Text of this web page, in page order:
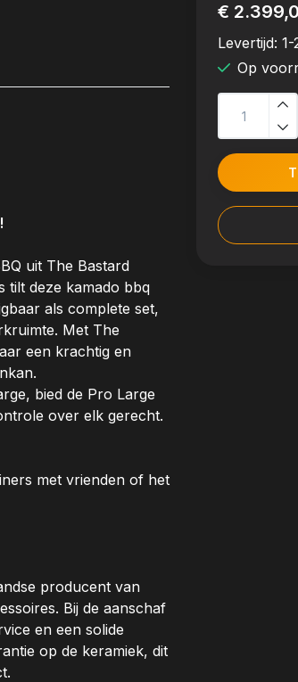
€
Levertijd:
Op
uit The Bastard
tilt deze kamado bbq
als complete set,
Met The
een krachtig en
bied de Pro Large
over elk gerecht.
met vrienden of het
producent van
Bij de aanschaf
en een solide
op de keramiek, dit